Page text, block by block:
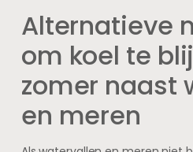
Alternatieve
om koel te
zomer naast
en meren